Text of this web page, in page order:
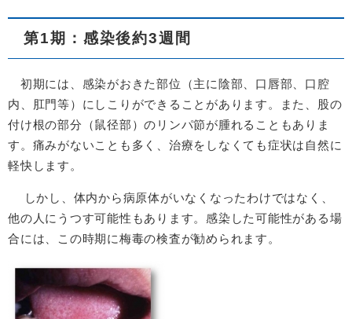
第1期：感染後約3週間
初期には、感染がおきた部位（主に陰部、口唇部、口腔
内、肛門等）にしこりができることがあります。また、股の
付け根の部分（鼠径部）のリンパ節が腫れることもありま
す。痛みがないことも多く、治療をしなくても症状は自然に
軽快します。
しかし、体内から病原体がいなくなったわけではなく、
他の人にうつす可能性もあります。感染した可能性がある場
合には、この時期に梅毒の検査が勧められます。